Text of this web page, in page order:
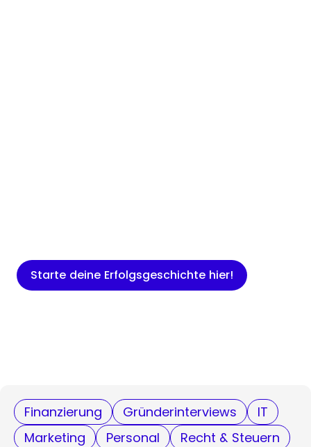
Starte deine Erfolgsgeschichte hier!
Finanzierung Gründerinterviews
IT
Marketing
Personal
Recht & Steuern